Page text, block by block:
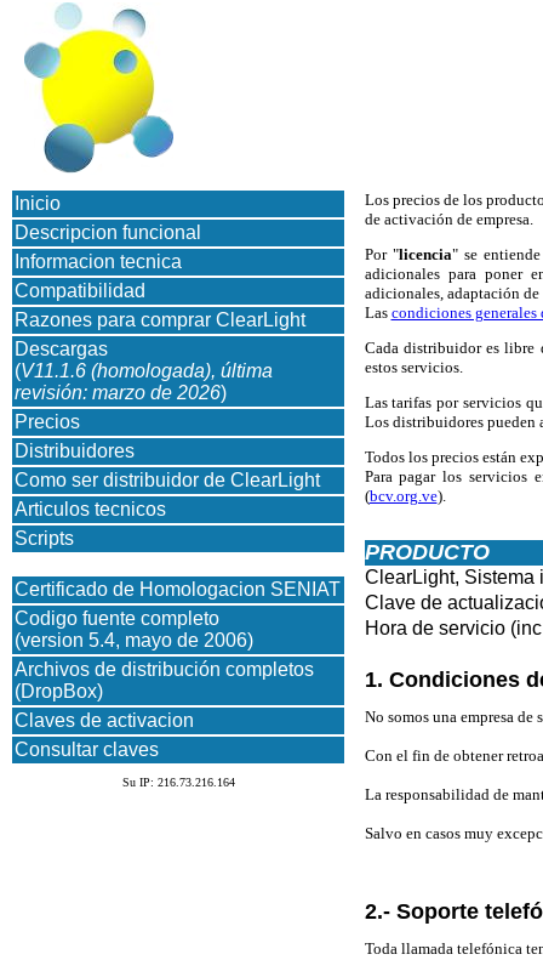
Inicio
Descripcion funcional
Informacion tecnica
Compatibilidad
Razones para comprar ClearLight
Descargas
(V11.1.6 (homologada), última
revisión: marzo de 2026)
Precios
Distribuidores
Como ser distribuidor de ClearLight
Articulos tecnicos
Scripts
Certificado de Homologacion SENIAT
Codigo fuente completo
(version 5.4, mayo de 2006)
Archivos de distribución completos
(DropBox)
Claves de activacion
Consultar claves
Su IP: 216.73.216.164
Los precios de los
de activación de empresa.
Por "licencia" se
adicionales para poner
adicionales, adaptación
Las condiciones
Cada distribuidor es libre
estos servicios.
Las tarifas por servicios
Los distribuidores pueden
Todos los precios están
Para pagar los servicios
(bcv.org.ve).
PRODUCTO
ClearLight, Sistema
Clave de
Hora de servicio
1. Condiciones
No somos una empresa de
Con el fin de obtener
La responsabilidad de
Salvo en casos muy
2.- Soporte
Toda llamada telefónica